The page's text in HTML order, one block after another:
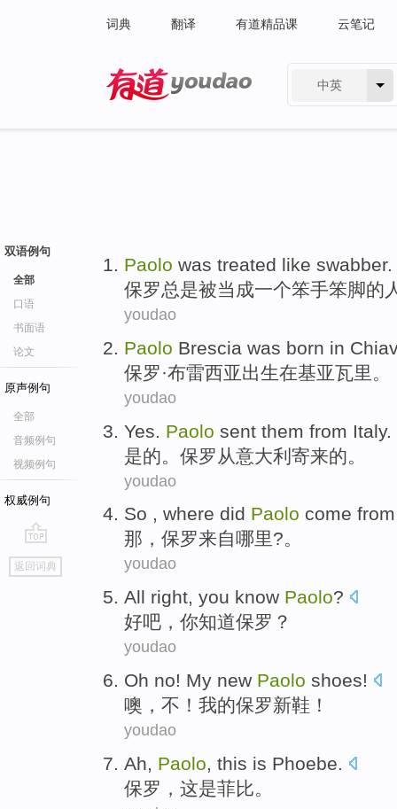
词典 翻译 有道精品课 云笔记
中英
双语例句
全部
口语
书面语
论文
原声例句
全部
音频例句
视频例句
权威例句
go
top
返回词典
Paolo was treated like swabber.
保罗总是被当成一个笨手笨脚的
youdao
Paolo Brescia was born in
保罗·布雷西亚出生在基亚瓦里。
youdao
Yes Paolo sent them from Italy.
是的 。 保罗 从意大利 寄来的。
youdao
So , where did Paolo come from
那 ， 保罗来自哪里?。
youdao
All right, you know Paolo?
好吧， 你知道保罗？
youdao
Oh no! My new Paolo shoes!
噢 ， 不 ！ 我的保罗新鞋 ！
youdao
Ah, Paolo, this is Phoebe.
保罗 ， 这是菲比。